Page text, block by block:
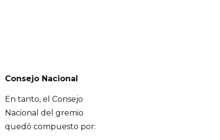
Consejo Nacional
En tanto, el Consejo
Nacional del gremio
quedó compuesto por: